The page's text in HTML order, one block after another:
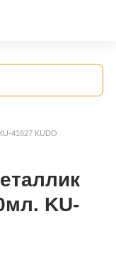
41627 KUDO
KU-